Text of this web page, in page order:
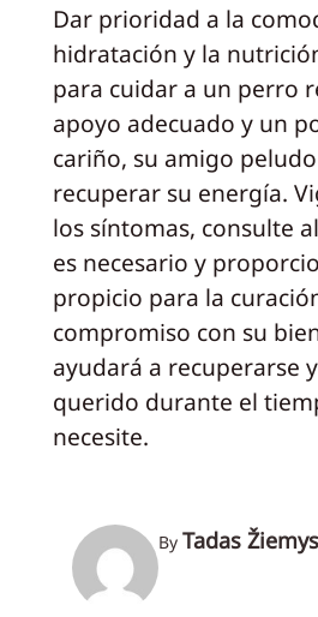
Dar prioridad a la
hidratación y la
para cuidar a un perro
apoyo adecuado y un
cariño, su amigo
recuperar su energía.
los síntomas, consulte
es necesario y
propicio para la
compromiso con su
ayudará a recuperarse
querido durante el
necesite.
By Tadas Žiemys